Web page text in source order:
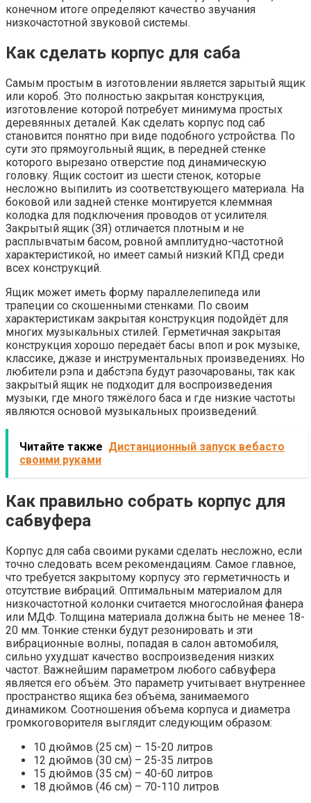
конечном итоге определяют качество звучания
низкочастотной звуковой системы.
Как сделать корпус для саба
Самым простым в изготовлении является зарытый ящик
или короб. Это полностью закрытая конструкция,
изготовление которой потребует минимума простых
деревянных деталей. Как сделать корпус под саб
становится понятно при виде подобного устройства. По
сути это прямоугольный ящик, в передней стенке
которого вырезано отверстие под динамическую
головку. Ящик состоит из шести стенок, которые
несложно выпилить из соответствующего материала. На
боковой или задней стенке монтируется клеммная
колодка для подключения проводов от усилителя.
Закрытый ящик (ЗЯ) отличается плотным и не
расплывчатым басом, ровной амплитудно-частотной
характеристикой, но имеет самый низкий КПД среди
всех конструкций.
Ящик может иметь форму параллелепипеда или
трапеции со скошенными стенками. По своим
характеристикам закрытая конструкция подойдёт для
многих музыкальных стилей. Герметичная закрытая
конструкция хорошо передаёт басы впоп и рок музыке,
классике, джазе и инструментальных произведениях. Но
любители рэпа и дабстэпа будут разочарованы, так как
закрытый ящик не подходит для воспроизведения
музыки, где много тяжёлого баса и где низкие частоты
являются основой музыкальных произведений.
Читайте также Дистанционный запуск вебасто
своими руками
Как правильно собрать корпус для
сабвуфера
Корпус для саба своими руками сделать несложно, если
точно следовать всем рекомендациям. Самое главное,
что требуется закрытому корпусу это герметичность и
отсутствие вибраций. Оптимальным материалом для
низкочастотной колонки считается многослойная фанера
или МДФ. Толщина материала должна быть не менее 18-
20 мм. Тонкие стенки будут резонировать и эти
вибрационные волны, попадая в салон автомобиля,
сильно ухудшат качество воспроизведения низких
частот. Важнейшим параметром любого сабвуфера
является его объём. Это параметр учитывает внутреннее
пространство ящика без объёма, занимаемого
динамиком. Соотношения объема корпуса и диаметра
громкоговорителя выглядит следующим образом:
10 дюймов (25 см) – 15-20 литров
12 дюймов (30 см) – 25-35 литров
15 дюймов (35 см) – 40-60 литров
18 дюймов (46 см) – 70-110 литров